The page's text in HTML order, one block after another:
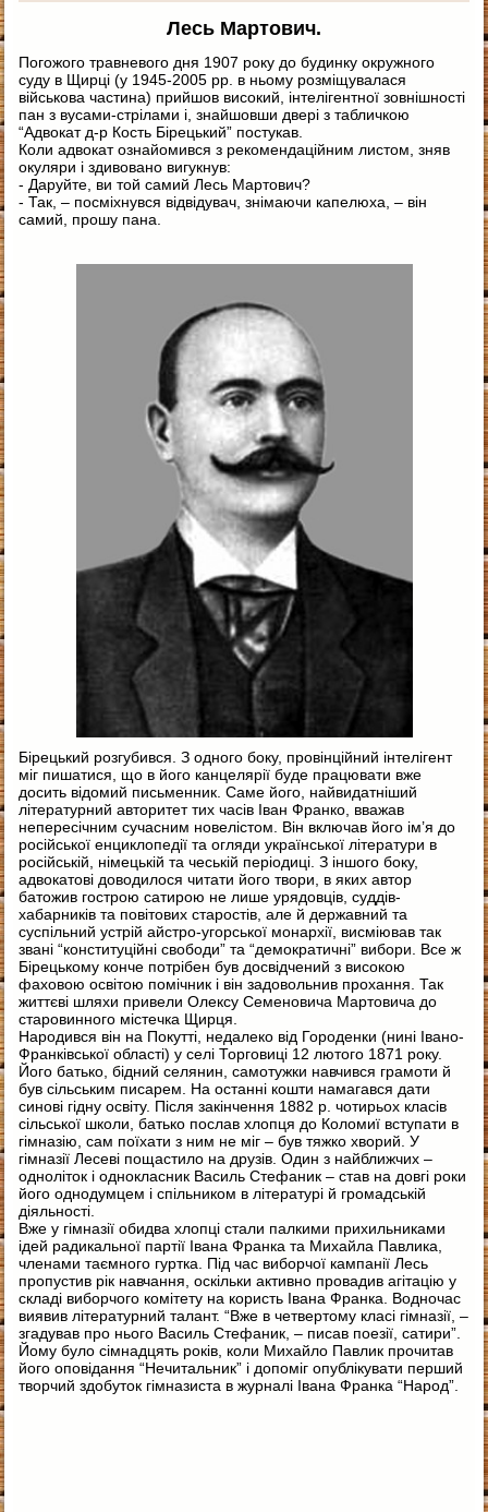
Лесь Мартович.
Погожого травневого дня 1907 року до будинку окружного
суду в Щирці (у 1945-2005 рр. в ньому розміщувалася
військова частина) прийшов високий, інтелігентної зовнішності
пан з вусами-стрілами і, знайшовши двері з табличкою
“Адвокат д-р Кость Бірецький” постукав.
Коли адвокат ознайомився з рекомендаційним листом, зняв
окуляри і здивовано вигукнув:
- Даруйте, ви той самий Лесь Мартович?
- Так, – посміхнувся відвідувач, знімаючи капелюха, – він
самий, прошу пана.
Бірецький розгубився. З одного боку, провінційний інтелігент
міг пишатися, що в його канцелярії буде працювати вже
досить відомий письменник. Саме його, найвидатніший
літературний авторитет тих часів Іван Франко, вважав
непересічним сучасним новелістом. Він включав його ім’я до
російської енциклопедії та огляди української літератури в
російській, німецькій та чеській періодиці. З іншого боку,
адвокатові доводилося читати його твори, в яких автор
батожив гострою сатирою не лише урядовців, суддів-
хабарників та повітових старостів, але й державний та
суспільний устрій айстро-угорської монархії, висміював так
звані “конституційні свободи” та “демократичні” вибори. Все ж
Бірецькому конче потрібен був досвідчений з високою
фаховою освітою помічник і він задовольнив прохання. Так
життєві шляхи привели Олексу Семеновича Мартовича до
старовинного містечка Щирця.
Народився він на Покутті, недалеко від Городенки (нині Івано-
Франківської області) у селі Торговиці 12 лютого 1871 року.
Його батько, бідний селянин, самотужки навчився грамоти й
був сільським писарем. На останні кошти намагався дати
синові гідну освіту. Після закінчення 1882 р. чотирьох класів
сільської школи, батько послав хлопця до Коломиї вступати в
гімназію, сам поїхати з ним не міг – був тяжко хворий. У
гімназії Лесеві пощастило на друзів. Один з найближчих –
одноліток і однокласник Василь Стефаник – став на довгі роки
його однодумцем і спільником в літературі й громадській
діяльності.
Вже у гімназії обидва хлопці стали палкими прихильниками
ідей радикальної партії Івана Франка та Михайла Павлика,
членами таємного гуртка. Під час виборчої кампанії Лесь
пропустив рік навчання, оскільки активно провадив агітацію у
складі виборчого комітету на користь Івана Франка. Водночас
виявив літературний талант. “Вже в четвертому класі гімназії, –
згадував про нього Василь Стефаник, – писав поезії, сатири”.
Йому було сімнадцять років, коли Михайло Павлик прочитав
його оповідання “Нечитальник” і допоміг опублікувати перший
творчий здобуток гімназиста в журналі Івана Франка “Народ”.